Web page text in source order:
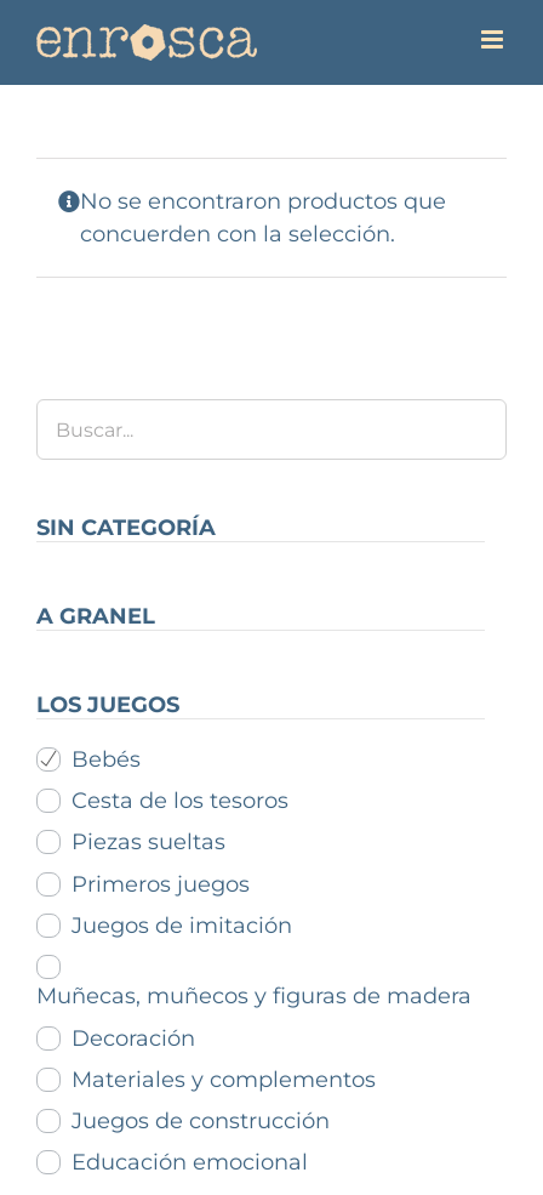
No se encontraron productos que
concuerden con la selección.
SIN CATEGORÍA
A GRANEL
LOS JUEGOS
Bebés
Cesta de los tesoros
Piezas sueltas
Primeros juegos
Juegos de imitación
Muñecas, muñecos y figuras de madera
Decoración
Materiales y complementos
Juegos de construcción
Educación emocional